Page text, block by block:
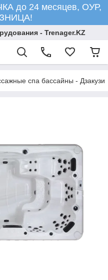
до 24 месяцев, ОУР,
- Trenager.KZ
спа бассайны - Дзакузи